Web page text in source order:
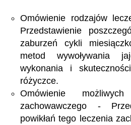
Omówienie rodzajów
Przedstawienie
zaburzeń cykli
metod wywoływania
wykonania i
różyczce.
Omówienie
zachowawczego -
powikłań tego leczenia